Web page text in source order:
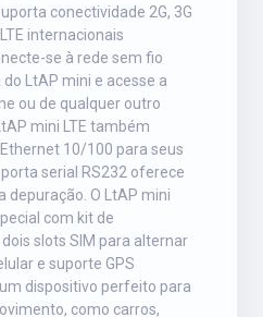
conectividade 2G, 3G
internacionais
se à rede sem fio
LtAP mini e acesse a
ou de qualquer outro
mini LTE também
10/100 para seus
serial RS232 oferece
depuração. O LtAP mini
com kit de
slots SIM para alternar
e suporte GPS
dispositivo perfeito para
como carros,